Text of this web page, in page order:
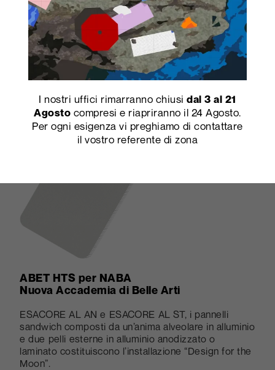
STUDIO ABOUTper TORTONA ROCKS
L’intera segnaletica di Zona Tortona è realizzata con
i pannelli MEG-H, altamente resistente agli agenti
atmosferici e alla luce solare.
Via Tortona
ABET HTS per NABA
Nuova Accademia di Belle Arti
ESACORE AL AN e ESACORE AL ST, i pannelli
sandwich composti da un’anima alveolare in alluminio
e due pelli esterne in alluminio anodizzato o
laminato costituiscono l’installazione “Design for the
Moon”.
I nostri uffici rimarranno chiusidal 3 al 21
Agosto compresi e riapriranno il 24 Agosto.
Per ogni esigenza vi preghiamo di contattare
il vostro referente di zona